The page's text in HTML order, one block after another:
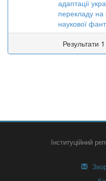
адаптації
перекладу на
наукової
Результати
Інституційний